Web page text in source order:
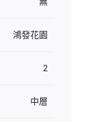
鴻發花園
2
中層